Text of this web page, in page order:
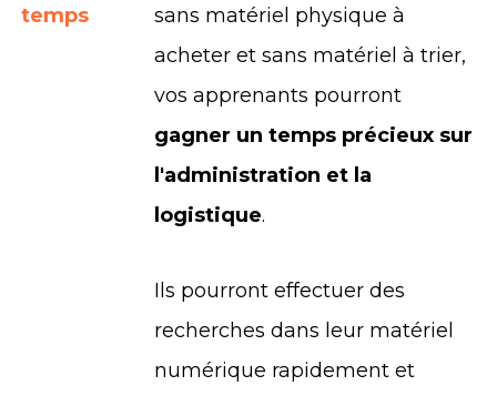
temps
sans matériel physique à
acheter et sans matériel à trier,
vos apprenants pourront
gagner un temps précieux sur
l'administration et la
logistique.
Ils pourront effectuer des
recherches dans leur matériel
numérique rapidement et